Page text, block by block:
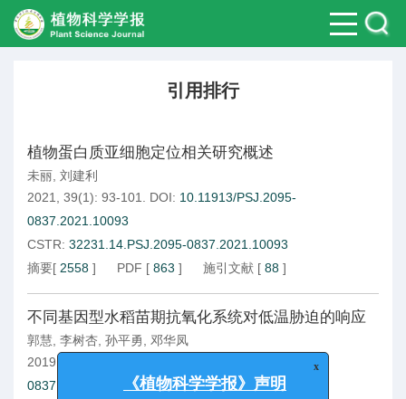
引用排行
植物蛋白质亚细胞定位相关研究概述
未丽 刘建利
2021, 39(1): 93-101.
DOI: 10.11913/PSJ.2095-
0837.2021.10093
CSTR: 32231.14.PSJ.2095-0837.2021.10093
摘要[ 2558 ] PDF [ 863 ] 施引文献 [ 88 ]
不同基因型水稻苗期抗氧化系统对低温胁迫的响应
郭慧 李树杏 孙平勇
邓华凤
2019, 37(1): 63-69.
0837.2019.10063